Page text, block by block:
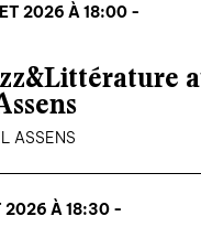
2026 À 18:00 -
ASSENS
2026 À 18:30 -